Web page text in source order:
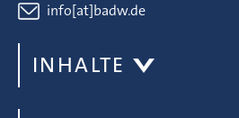
info[at]badw.de
INHALTE